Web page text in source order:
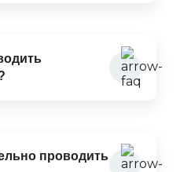
проводить